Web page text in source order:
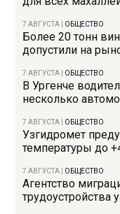
7 АВГУСТА ОБЩЕСТВО
Более 20 тонн
допустили на
7 АВГУСТА ОБЩЕСТВО
В Ургенче
несколько
7 АВГУСТА ОБЩЕСТВО
Узгидромет
температуры до
7 АВГУСТА ОБЩЕСТВО
Агентство
трудоустройства